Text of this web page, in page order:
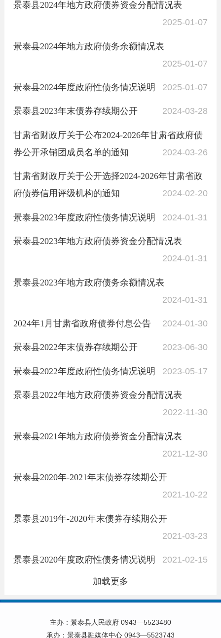
景泰县2024年地方政府债券资金分配情况表
2025-01-07
景泰县2024年地方政府债务余额情况表
2025-01-07
景泰县2024年度政府性债务情况说明 2025-01-07
景泰县2023年末债券存续期公开 2024-03-28
甘肃省财政厅关于公布2024-2026年甘肃省政府债
券公开承销团成员名单的通知
2024-03-26
甘肃省财政厅关于公开选择2024-2026年甘肃省政
府债券信用评级机构的通知
2024-02-20
景泰县2023年度政府性债务情况说明 2024-01-31
景泰县2023年地方政府债券资金分配情况表
2024-01-31
景泰县2023年地方政府债务余额情况表
2024-01-31
2024年1月甘肃省政府债券付息公告 2024-01-30
景泰县2022年末债券存续期公开 2023-06-30
景泰县2022年度政府性债务情况说明 2023-05-17
景泰县2022年地方政府债券资金分配情况表
2022-11-30
景泰县2021年地方政府债券资金分配情况表
2021-12-30
景泰县2020年-2021年末债券存续期公开
2021-10-22
景泰县2019年-2020年末债券存续期公开
2021-03-23
景泰县2020年度政府性债务情况说明 2021-02-15
加载更多
主办：景泰县人民政府 0943—5523480
承办：景泰县融媒体中心 0943—5523743